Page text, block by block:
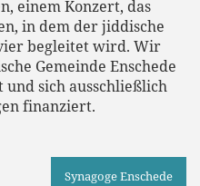
einem Konzert, das
in dem der jiddische
begleitet wird. Wir
Gemeinde Enschede
und sich ausschließlich
finanziert.
Synagoge Enschede